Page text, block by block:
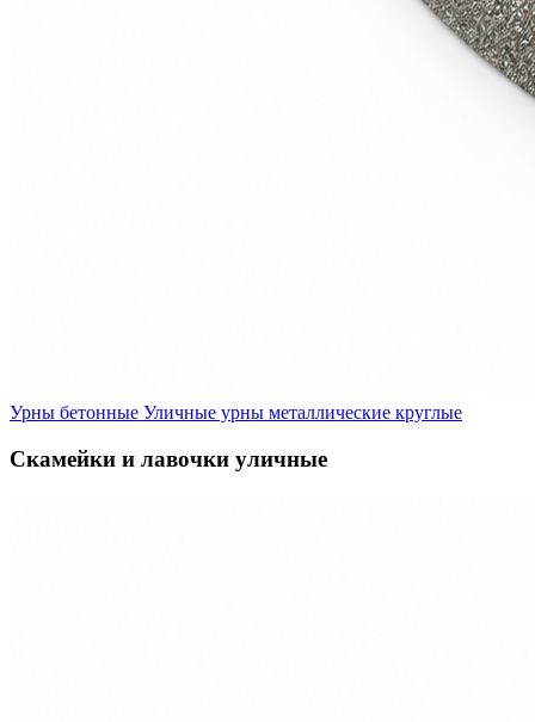
Урны бетонные Уличные урны металлические круглые
Скамейки и лавочки уличные